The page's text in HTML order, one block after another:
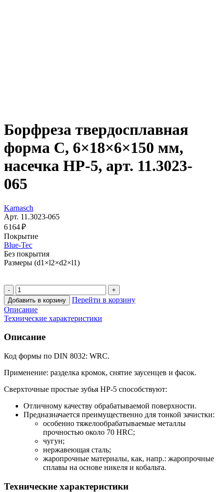
Борфреза твердосплавная
форма C, 6×18×6×150 мм,
насечка HP-5, арт. 11.3023-
065
Karnasch
Арт. 11.3023-065
6 164 ₽
Покрытие
Blue-Tec
Без покрытия
Размеры (d1×l2×d2×l1)
Добавить в корзину
Перейти в корзину
Описание
Технические характеристики
Описание
Код формы по DIN 8032: WRC.
Применение: разделка кромок, снятие заусенцев и фасок.
Сверхточные простые зубья HP-5 способствуют:
Отличному качеству обрабатываемой поверхности.
Предназначается преимущественно для тонкой зачистки:
особенно тяжелообрабатываемые металлы
прочностью около 70 HRC;
чугун;
нержавеющая сталь;
жаропрочные материалы, как, напр.: жаропрочные
сплавы на основе никеля и кобальта.
Технические характеристики